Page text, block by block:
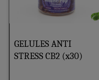
GELULES ANTI
STRESS CB2 (x30)